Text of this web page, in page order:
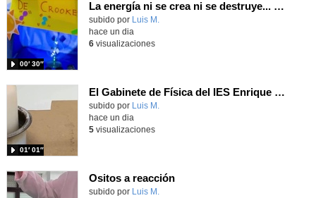
La energía ni se crea ni se destruye... ¡se experimenta! El Tierno en la Feria Madrid es Ciencia 2026
Contenido educativo.
subido por Luis M.
00′ 30″
hace un dia
6visualizaciones
El Gabinete de Física del IES Enrique Tierno Galván de Parla (Curso 25-26)
Contenido educativo.
subido por Luis M.
01′ 01″
hace un dia
5visualizaciones
Ositos a reacción
Contenido educativo.
subido por Luis M.